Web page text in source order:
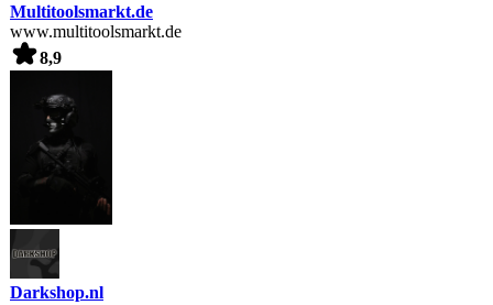
Multitoolsmarkt.de
www.multitoolsmarkt.de
8,9
Darkshop.nl